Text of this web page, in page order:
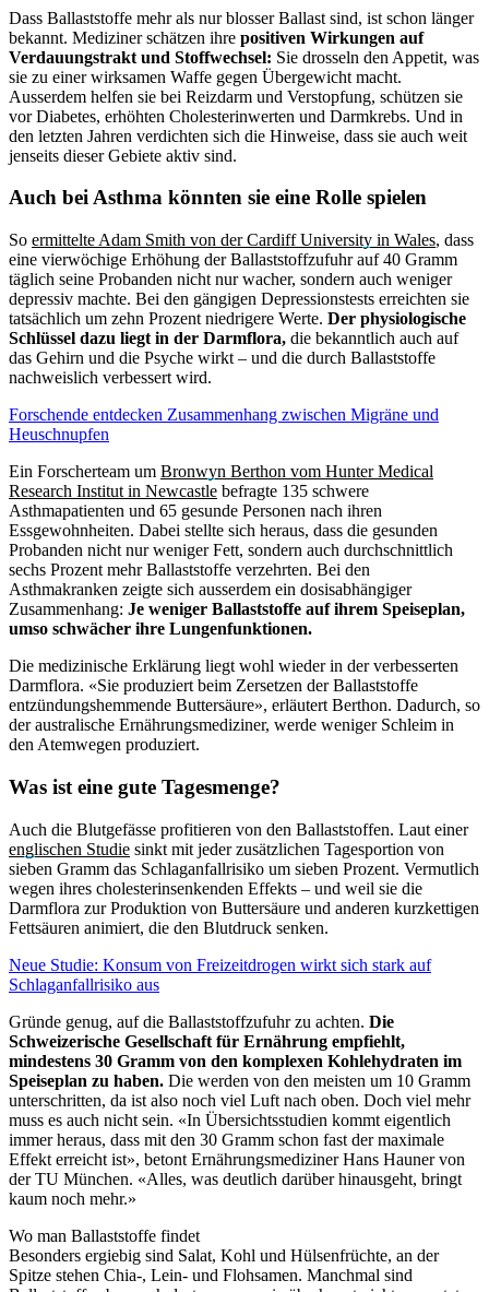
Dass Ballaststoffe mehr als nur blosser Ballast sind, ist schon länger
bekannt. Mediziner schätzen ihre positiven Wirkungen auf
Verdauungstrakt und Stoffwechsel: Sie drosseln den Appetit, was
sie zu einer wirksamen Waffe gegen Übergewicht macht.
Ausserdem helfen sie bei Reizdarm und Verstopfung, schützen sie
vor Diabetes, erhöhten Cholesterinwerten und Darmkrebs. Und in
den letzten Jahren verdichten sich die Hinweise, dass sie auch weit
jenseits dieser Gebiete aktiv sind.
Auch bei Asthma könnten sie eine Rolle spielen
So ermittelte Adam Smith von der Cardiff University in Wales, dass
eine vierwöchige Erhöhung der Ballaststoffzufuhr auf 40 Gramm
täglich seine Probanden nicht nur wacher, sondern auch weniger
depressiv machte. Bei den gängigen Depressionstests erreichten sie
tatsächlich um zehn Prozent niedrigere Werte. Der physiologische
Schlüssel dazu liegt in der Darmflora, die bekanntlich auch auf
das Gehirn und die Psyche wirkt – und die durch Ballaststoffe
nachweislich verbessert wird.
Forschende entdecken Zusammenhang zwischen Migräne und
Heuschnupfen
Ein Forscherteam um Bronwyn Berthon vom Hunter Medical
Research Institut in Newcastle befragte 135 schwere
Asthmapatienten und 65 gesunde Personen nach ihren
Essgewohnheiten. Dabei stellte sich heraus, dass die gesunden
Probanden nicht nur weniger Fett, sondern auch durchschnittlich
sechs Prozent mehr Ballaststoffe verzehrten. Bei den
Asthmakranken zeigte sich ausserdem ein dosisabhängiger
Zusammenhang: Je weniger Ballaststoffe auf ihrem Speiseplan,
umso schwächer ihre Lungenfunktionen.
Die medizinische Erklärung liegt wohl wieder in der verbesserten
Darmflora. «Sie produziert beim Zersetzen der Ballaststoffe
entzündungshemmende Buttersäure», erläutert Berthon. Dadurch, so
der australische Ernährungsmediziner, werde weniger Schleim in
den Atemwegen produziert.
Was ist eine gute Tagesmenge?
Auch die Blutgefässe profitieren von den Ballaststoffen. Laut einer
englischen Studie sinkt mit jeder zusätzlichen Tagesportion von
sieben Gramm das Schlaganfallrisiko um sieben Prozent. Vermutlich
wegen ihres cholesterinsenkenden Effekts – und weil sie die
Darmflora zur Produktion von Buttersäure und anderen kurzkettigen
Fettsäuren animiert, die den Blutdruck senken.
Neue Studie: Konsum von Freizeitdrogen wirkt sich stark auf
Schlaganfallrisiko aus
Gründe genug, auf die Ballaststoffzufuhr zu achten. Die
Schweizerische Gesellschaft für Ernährung empfiehlt,
mindestens 30 Gramm von den komplexen Kohlehydraten im
Speiseplan zu haben. Die werden von den meisten um 10 Gramm
unterschritten, da ist also noch viel Luft nach oben. Doch viel mehr
muss es auch nicht sein. «In Übersichtsstudien kommt eigentlich
immer heraus, dass mit den 30 Gramm schon fast der maximale
Effekt erreicht ist», betont Ernährungsmediziner Hans Hauner von
der TU München. «Alles, was deutlich darüber hinausgeht, bringt
kaum noch mehr.»
Wo man Ballaststoffe findet
Besonders ergiebig sind Salat, Kohl und Hülsenfrüchte, an der
Spitze stehen Chia-, Lein- und Flohsamen. Manchmal sind